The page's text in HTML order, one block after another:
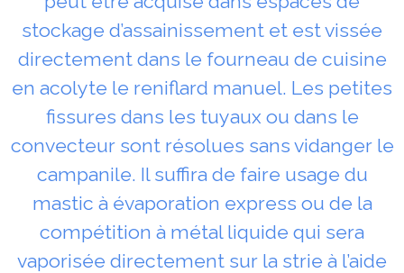
stockage d’assainissement et est vissée
directement dans le fourneau de cuisine
en acolyte le reniflard manuel. Les petites
fissures dans les tuyaux ou dans le
convecteur sont résolues sans vidanger le
campanile. Il suffira de faire usage du
mastic à évaporation express ou de la
compétition à métal liquide qui sera
vaporisée directement sur la strie à l’aide